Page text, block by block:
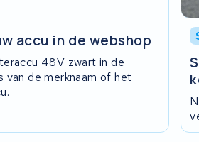
accu in de webshop
48V zwart in de
van de merknaam of het